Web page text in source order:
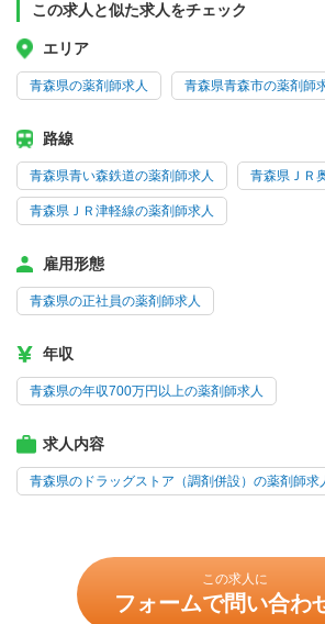
この求人と似た求人をチェック
エリア
青森県の薬剤師求人 青森県青森市の薬剤師
路線
青森県青い森鉄道の薬剤師求人 青森県ＪＲ
青森県ＪＲ津軽線の薬剤師求人
雇用形態
青森県の正社員の薬剤師求人
年収
青森県の年収700万円以上の薬剤師求人
求人内容
青森県のドラッグストア（調剤併設）の薬剤師求
この求人に
フォームで問い合わ